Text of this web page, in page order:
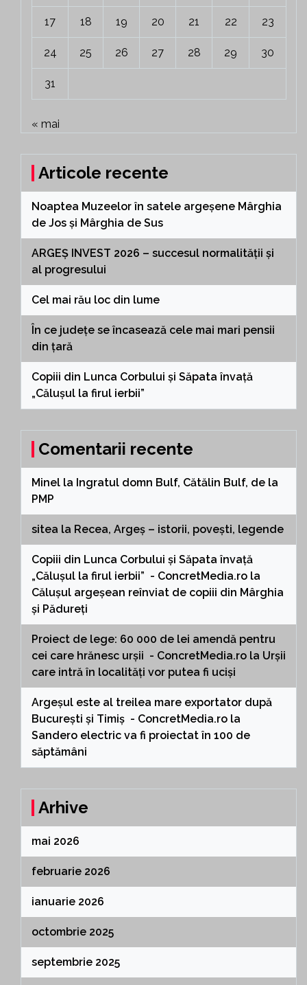
17 18 19 20 21 22 23
24 25 26 27 28 29 30
31
« mai
Articole recente
Noaptea Muzeelor în satele argeșene Mârghia
de Jos și Mârghia de Sus
ARGEȘ INVEST 2026 – succesul normalității și
al progresului
Cel mai rău loc din lume
În ce județe se încasează cele mai mari pensii
din țară
Copiii din Lunca Corbului și Săpata învață
„Călușul la firul ierbii”
Comentarii recente
Minel la Ingratul domn Bulf, Cătălin Bulf, de la
PMP
sitea la Recea, Argeș – istorii, povești, legende
Copiii din Lunca Corbului și Săpata învață
„Călușul la firul ierbii” - ConcretMedia.ro la
Călușul argeșean reînviat de copiii din Mârghia
și Pădureți
Proiect de lege: 60 000 de lei amendă pentru
cei care hrănesc urșii - ConcretMedia.ro la Urșii
care intră în localități vor putea fi uciși
Argeșul este al treilea mare exportator după
București și Timiș - ConcretMedia.ro la
Sandero electric va fi proiectat în 100 de
săptămâni
Arhive
mai 2026
februarie 2026
ianuarie 2026
octombrie 2025
septembrie 2025